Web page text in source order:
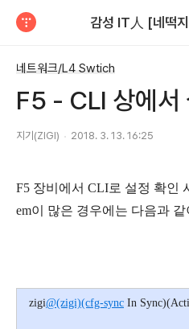
감성 IT人 [네떡
네트워크/L4 Swtich
F5 - CLI 상에서
지기(ZIGI) 2018. 3. 13. 16:25
F5 장비에서 CLI로 설정 확인
em이 많은 경우에는 다음과
zigi@(zigi)(cfg-sync In